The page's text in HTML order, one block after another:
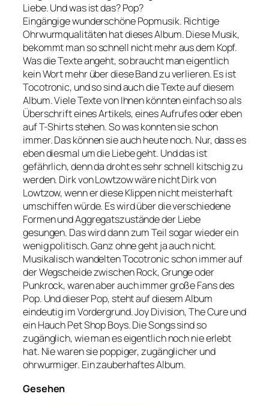
Liebe. Und was ist das? Pop?
Eingängige wunderschöne Popmusik. Richtige
Ohrwurmqualitäten hat dieses Album. Diese Musik,
bekommt man so schnell nicht mehr aus dem Kopf.
Was die Texte angeht, so braucht man eigentlich
kein Wort mehr über diese Band zu verlieren. Es ist
Tocotronic, und so sind auch die Texte auf diesem
Album. Viele Texte von Ihnen könnten einfach so als
Überschrift eines Artikels, eines Aufrufes oder eben
auf T-Shirts stehen. So was konnten sie schon
immer. Das können sie auch heute noch. Nur, dass es
eben diesmal um die Liebe geht. Und das ist
gefährlich, denn da droht es sehr schnell kitschig zu
werden. Dirk von Lowtzow wäre nicht Dirk von
Lowtzow, wenn er diese Klippen nicht meisterhaft
umschiffen würde. Es wird über die verschiedene
Formen und Aggregatszustände der Liebe
gesungen. Das wird dann zum Teil sogar wieder ein
wenig politisch. Ganz ohne geht ja auch nicht.
Musikalisch wandelten Tocotronic schon immer auf
der Wegscheide zwischen Rock, Grunge oder
Punkrock, waren aber auch immer große Fans des
Pop. Und dieser Pop, steht auf diesem Album
eindeutig im Vordergrund. Joy Division, The Cure und
ein Hauch Pet Shop Boys. Die Songs sind so
zugänglich, wie man es eigentlich noch nie erlebt
hat. Nie waren sie poppiger, zugänglicher und
ohrwurmiger. Ein zauberhaftes Album.
Gesehen